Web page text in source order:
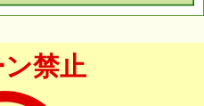
ン禁止